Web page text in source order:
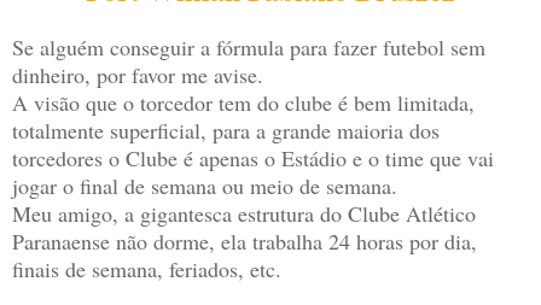
Se alguém conseguir a fórmula para fazer futebol sem
dinheiro, por favor me avise.
A visão que o torcedor tem do clube é bem limitada,
totalmente superficial, para a grande maioria dos
torcedores o Clube é apenas o Estádio e o time que vai
jogar o final de semana ou meio de semana.
Meu amigo, a gigantesca estrutura do Clube Atlético
Paranaense não dorme, ela trabalha 24 horas por dia,
finais de semana, feriados, etc.